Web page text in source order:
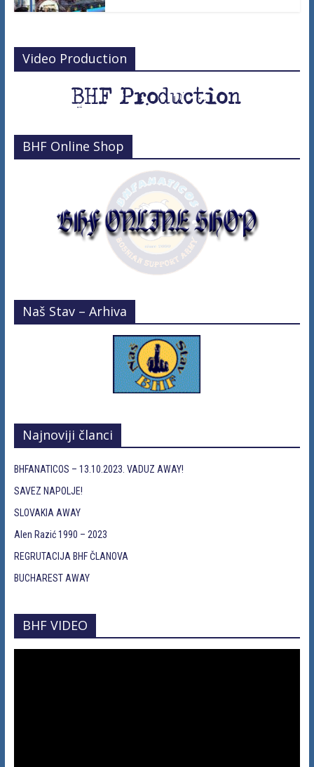
Video Production
BHF Online Shop
Naš Stav – Arhiva
Najnoviji članci
BHFANATICOS – 13.10.2023. VADUZ AWAY!
SAVEZ NAPOLJE!
SLOVAKIA AWAY
Alen Razić 1990 – 2023
REGRUTACIJA BHF ČLANOVA
BUCHAREST AWAY
BHF VIDEO